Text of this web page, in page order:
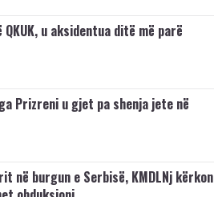
QKUK, u aksidentua ditë më parë
Prizreni u gjet pa shenja jete në
në burgun e Serbisë, KMDLNj kërkon